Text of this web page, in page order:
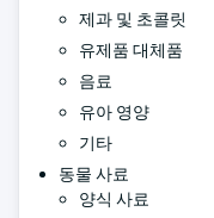
제과 및 초콜릿
유제품 대체품
음료
유아 영양
기타
동물 사료
양식 사료